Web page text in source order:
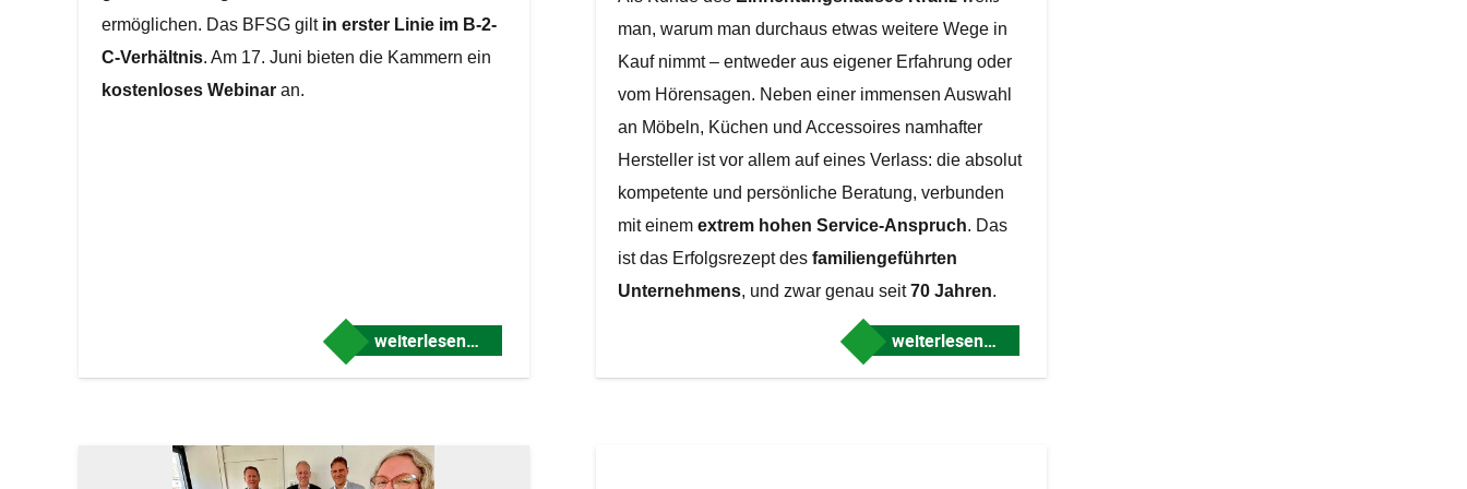
ermöglichen. Das BFSG gilt in erster Linie im B-2-
C-Verhältnis. Am 17. Juni bieten die Kammern ein
kostenloses Webinaran.
weiterlesen…
man, warum man durchaus etwas weitere Wege in
Kauf nimmt – entweder aus eigener Erfahrung oder
vom Hörensagen. Neben einer immensen Auswahl
an Möbeln, Küchen und Accessoires namhafter
Hersteller ist vor allem auf eines Verlass: die absolut
kompetente und persönliche Beratung, verbunden
mit einemextrem hohen Service-Anspruch. Das
ist das Erfolgsrezept desfamiliengeführten
Unternehmens, und zwar genau seit70 Jahren.
weiterlesen…